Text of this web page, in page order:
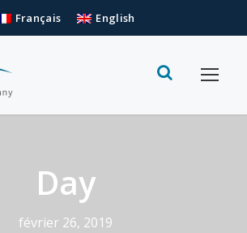
Français English
Day
février 26, 2019